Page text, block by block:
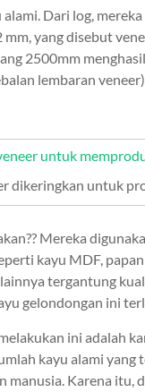
Dari log,
yang disebut
2500mm
lembaran
dikeringkan untuk
Mereka
kayu MDF,
tergantung
gelondongan ini
ini adalah
kayu alami
manusia. Karena itu,